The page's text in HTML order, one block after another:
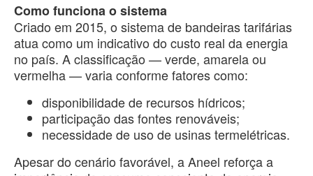
Como funciona o sistema
Criado em 2015, o sistema de bandeiras tarifárias
atua como um indicativo do custo real da energia
no país. A classificação — verde, amarela ou
vermelha — varia conforme fatores como:
disponibilidade de recursos hídricos;
participação das fontes renováveis;
necessidade de uso de usinas termelétricas.
Apesar do cenário favorável, a Aneel reforça a